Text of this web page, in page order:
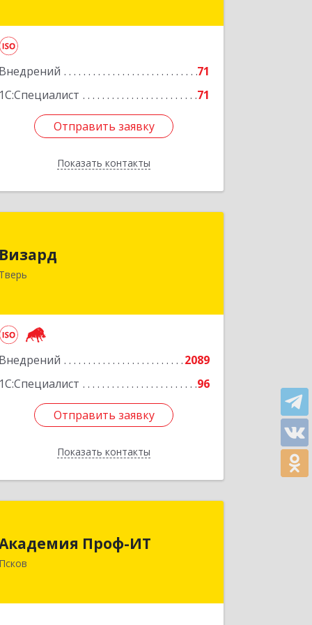
Внедрений
71
1С:Специалист
71
Отправить заявку
Показать контакты
Отправить заявку
Назад
Визард
Тверь
Внедрений
2089
1С:Специалист
96
Отправить заявку
Показать контакты
170006, Тверская обл, Тверь г,
Подробнее
Отправить заявку
Назад
Проф-ИТ
Псков
180004, Псковская обл, Псков г,
Подробнее